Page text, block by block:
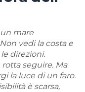
mare
vedi la costa e
direzioni.
seguire. Ma
la luce di un faro.
è scarsa,